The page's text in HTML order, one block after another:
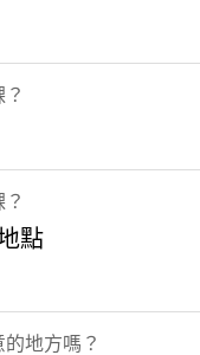
點
地方嗎？